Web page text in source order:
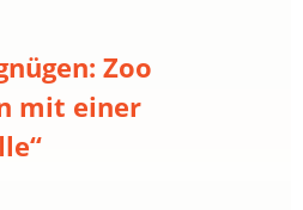
Zoo
mit einer